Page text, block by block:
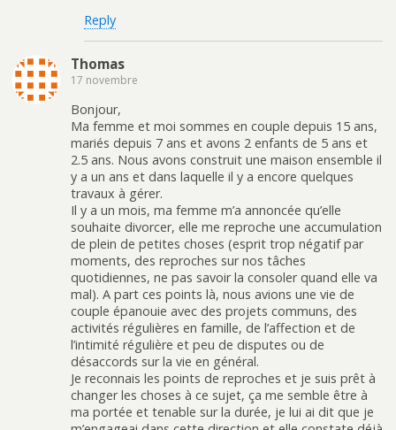
Reply
Thomas
17 novembre
Bonjour,
Ma femme et moi sommes en couple depuis 15 ans,
mariés depuis 7 ans et avons 2 enfants de 5 ans et
2.5 ans. Nous avons construit une maison ensemble il
y a un ans et dans laquelle il y a encore quelques
travaux à gérer.
Il y a un mois, ma femme m’a annoncée qu’elle
souhaite divorcer, elle me reproche une accumulation
de plein de petites choses (esprit trop négatif par
moments, des reproches sur nos tâches
quotidiennes, ne pas savoir la consoler quand elle va
mal). A part ces points là, nous avions une vie de
couple épanouie avec des projets communs, des
activités régulières en famille, de l’affection et de
l’intimité régulière et peu de disputes ou de
désaccords sur la vie en général.
Je reconnais les points de reproches et je suis prêt à
changer les choses à ce sujet, ça me semble être à
ma portée et tenable sur la durée, je lui ai dit que je